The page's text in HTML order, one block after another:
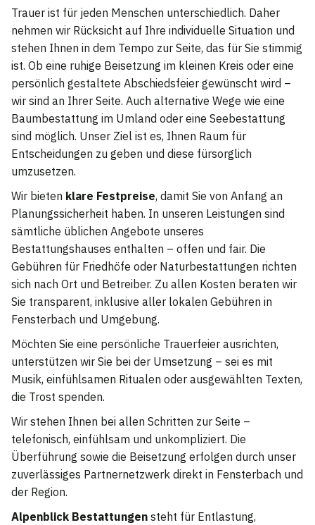
Trauer ist für jeden Menschen unterschiedlich. Daher
nehmen wir Rücksicht auf Ihre individuelle Situation und
stehen Ihnen in dem Tempo zur Seite, das für Sie stimmig
ist. Ob eine ruhige Beisetzung im kleinen Kreis oder eine
persönlich gestaltete Abschiedsfeier gewünscht wird –
wir sind an Ihrer Seite. Auch alternative Wege wie eine
Baumbestattung im Umland oder eine Seebestattung
sind möglich. Unser Ziel ist es, Ihnen Raum für
Entscheidungen zu geben und diese fürsorglich
umzusetzen.
Wir bieten klare Festpreise, damit Sie von Anfang an
Planungssicherheit haben. In unseren Leistungen sind
sämtliche üblichen Angebote unseres
Bestattungshauses enthalten – offen und fair. Die
Gebühren für Friedhöfe oder Naturbestattungen richten
sich nach Ort und Betreiber. Zu allen Kosten beraten wir
Sie transparent, inklusive aller lokalen Gebühren in
Fensterbach und Umgebung.
Möchten Sie eine persönliche Trauerfeier ausrichten,
unterstützen wir Sie bei der Umsetzung – sei es mit
Musik, einfühlsamen Ritualen oder ausgewählten Texten,
die Trost spenden.
Wir stehen Ihnen bei allen Schritten zur Seite –
telefonisch, einfühlsam und unkompliziert. Die
Überführung sowie die Beisetzung erfolgen durch unser
zuverlässiges Partnernetzwerk direkt in Fensterbach und
der Region.
Alpenblick Bestattungen steht für Entlastung,